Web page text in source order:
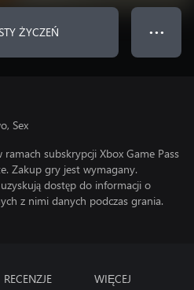
ŻYCZEŃ ● ● ●
Sex
subskrypcji Xbox Game Pass
Zakup gry jest wymagany.
dostęp do informacji o
z nimi danych podczas grania.
RECENZJE WIĘCEJ